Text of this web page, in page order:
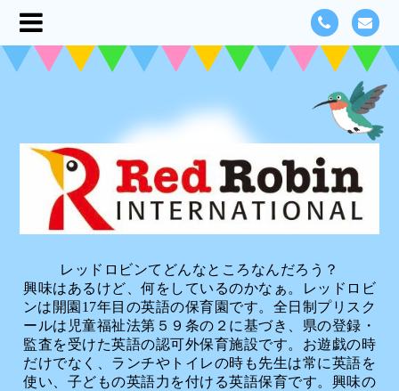
レッドロビンてどんなところなんだろう？
興味はあるけど、何をしているのかなぁ。レッドロビ
ンは開園17年目の英語の保育園です。全日制プリスク
ールは児童福祉法第５９条の２に基づき、県の登録・
監査を受けた英語の認可外保育施設です。お遊戯の時
だけでなく、ランチやトイレの時も先生は常に英語を
使い、子どもの英語力を付ける英語保育です。興味の